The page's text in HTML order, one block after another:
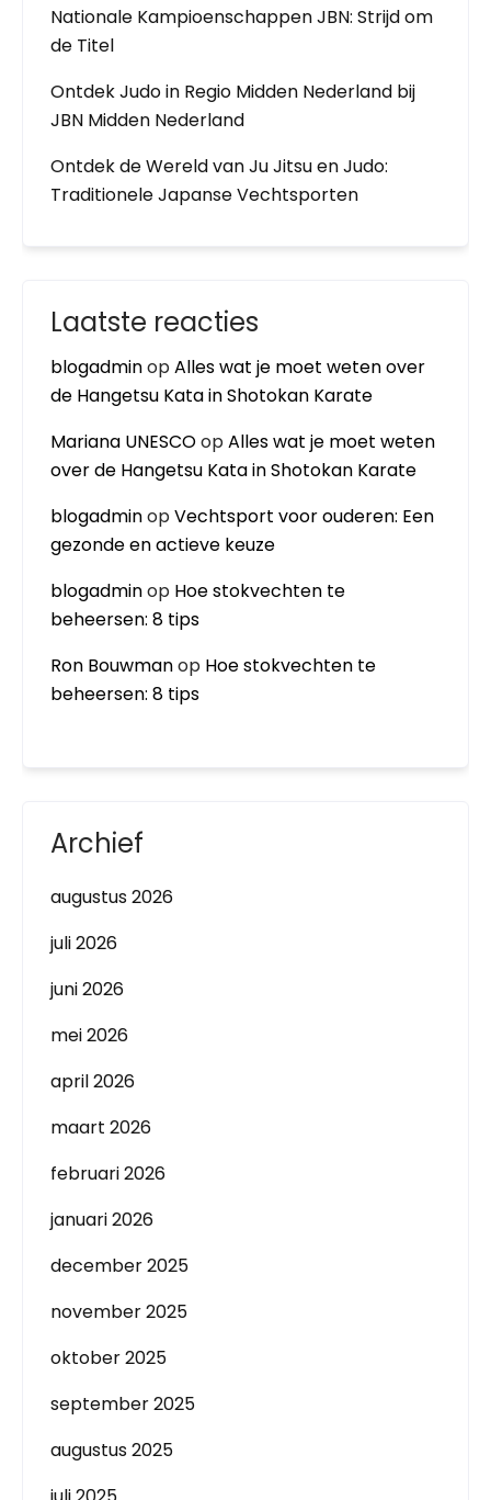
Nationale Kampioenschappen JBN: Strijd om
de Titel
Ontdek Judo in Regio Midden Nederland bij
JBN Midden Nederland
Ontdek de Wereld van Ju Jitsu en Judo:
Traditionele Japanse Vechtsporten
Laatste reacties
blogadminopAlles wat je moet weten over
de Hangetsu Kata in Shotokan Karate
Mariana UNESCOopAlles wat je moet weten
over de Hangetsu Kata in Shotokan Karate
blogadminopVechtsport voor ouderen: Een
gezonde en actieve keuze
blogadminop Hoe stokvechten te
beheersen: 8 tips
Ron Bouwmanop Hoe stokvechten te
beheersen: 8 tips
Archief
augustus 2026
juli 2026
juni 2026
mei 2026
april 2026
maart 2026
februari 2026
januari 2026
december 2025
november 2025
oktober 2025
september 2025
augustus 2025